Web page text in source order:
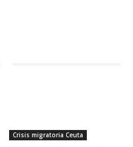
Crisis migratoria Ceuta